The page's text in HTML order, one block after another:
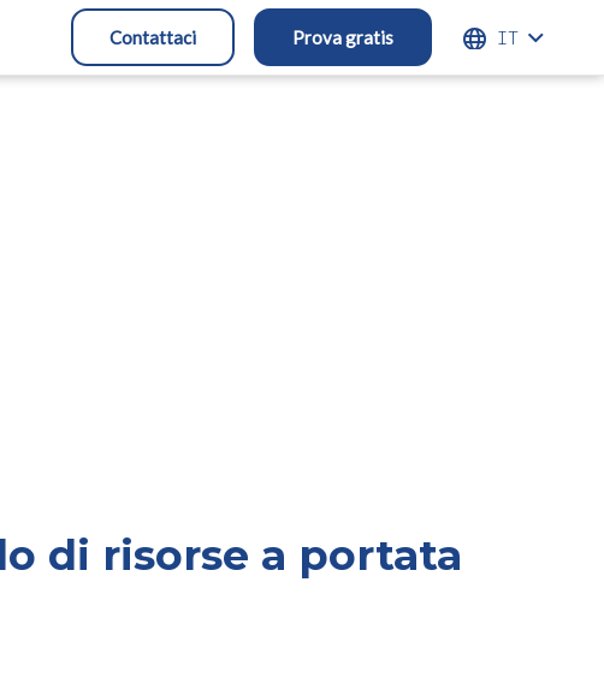
ITALIANO
Prova gratis
Contattaci
di risorse a portata